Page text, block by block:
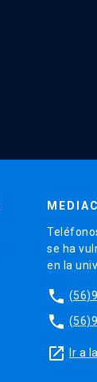
se ha
en la
phone
phone
launch Ir a